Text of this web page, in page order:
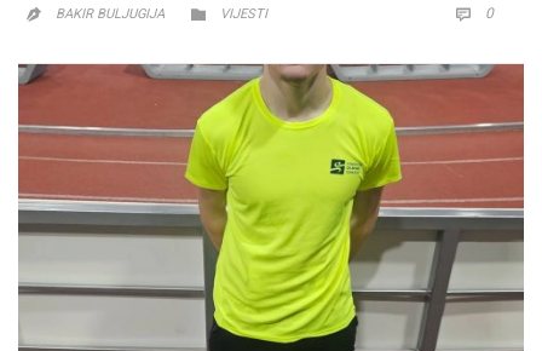
 BAKIR BULJUGIJA  CATEGORY
VIJESTI  0